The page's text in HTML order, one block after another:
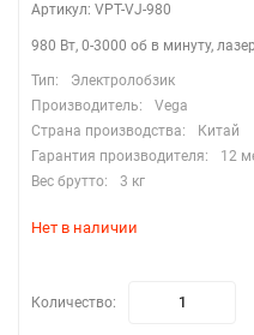
Артикул: VPТ-VJ-980
980 Вт, 0-3000 об в минуту,
Тип:
Электролобзик
Производитель:
Vega
Страна производства:
Китай
Гарантия производителя:
12
Вес брутто:
3 кг
Нет в наличии
Количество: